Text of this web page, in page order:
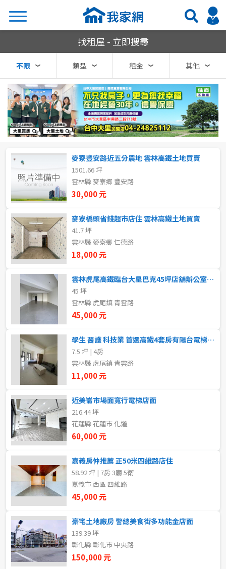
熱門關鍵字
台北市
基隆市
新北市
宜蘭縣
桃園市
新竹市
新竹縣
台中市
彰化縣
南投縣
雲林縣
嘉義縣
台南市
高雄市
澎湖縣
類型(可複選)
不拘 整層住家
雅房 其他住宅
辦公 住辦
車位
坪數
不拘
20~30 坪
40~50 坪
60~70 坪
80坪以上
~
我家網房屋租賃
找租屋 - 立即搜尋
不限 類型 租金 其他
麥寮豐安路近五分農地 雲林高鐵土地買賣
1501.66 坪
雲林縣 麥寮鄉 豐安路
30,000 元
麥寮橋頭省錢超市店住 雲林高鐵土地買賣
41.7 坪
雲林縣 麥寮鄉 仁德路
18,000 元
雲林虎尾高鐵臨台大星巴克45坪店舖辦公室診所零售業首選
45 坪
雲林縣 虎尾鎮 青雲路
45,000 元
學生 醫護 科技業 首選高鐵4套房有陽台電梯美透天 (全新全配)
7.5 坪 | 4房
雲林縣 虎尾鎮 青雲路
11,000 元
近美崙市場面寬行電梯店面
216.44 坪
花蓮縣 花蓮市 化道
60,000 元
嘉義房仲推薦 正50米四維路店住
58.92 坪 | 7房 3廳 5衛
嘉義市 西區 四維路
45,000 元
豪宅土地廠房 警總美食街多功能金店面
139.39 坪
彰化縣 彰化市 中央路
150,000 元